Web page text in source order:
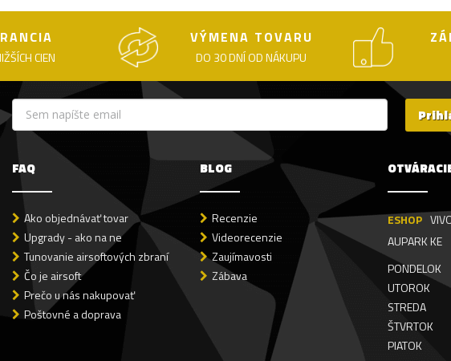
CIEN
VÝMENA TOVARU
DO 30 DNÍ OD NÁKUPU
FAQ
Ako objednávať tovar
Upgrady - ako na ne
Tunovanie airsoftových zbraní
Čo je airsoft
Prečo u nás nakupovať
Poštovné a doprava
BLOG
Recenzie
Videorecenzie
Zaujímavosti
Zábava
ESHOP
AUPARK KE
PONDELOK
UTOROK
STREDA
ŠTVRTOK
PIATOK